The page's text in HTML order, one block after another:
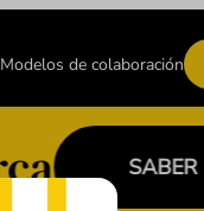
Modelos de colaboración
SABER